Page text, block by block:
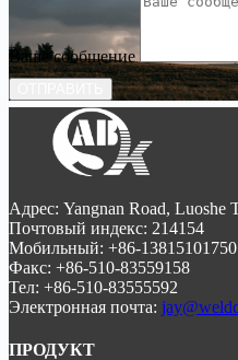
Ваше сообщение
Адрес: Yangnan Road, Luoshe
Почтовый индекс: 214154
Мобильный: +86-13815101750
Факс: +86-510-83559158
Тел: +86-510-83555592
Электронная почта:
ПРОДУКТ